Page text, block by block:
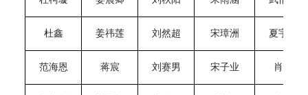
杜鑫 姜祎莲 刘然超 宋璋洲 夏宇轩
范海恩 蒋宸 刘赛男 宋子业 肖泉